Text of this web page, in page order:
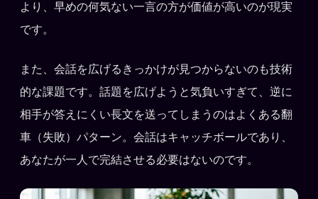
より、早めの何気ない一言の方が価値が高いのが現実
です。
また、会話を広げるきっかけが見つからないのも技術
的な課題です。話題を広げようと気負いすぎて、逆に
相手が答えにくい長文を送ってしまうのはよくある翻
車（失敗）パターン。会話はキャッチボールであり、
あなたが一人で完結させる必要はないのです。